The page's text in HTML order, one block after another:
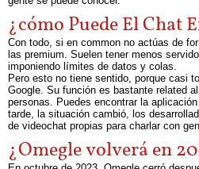
¿cómo Puede El Chat
Con todo, si en common no actúas de
las premium. Suelen tener menos
imponiendo límites de datos y colas.
Pero esto no tiene sentido, porque casi
Google. Su función es bastante related
personas. Puedes encontrar la
tarde, la situación cambió, los
de videochat propias para charlar con
¿Omegle volverá en